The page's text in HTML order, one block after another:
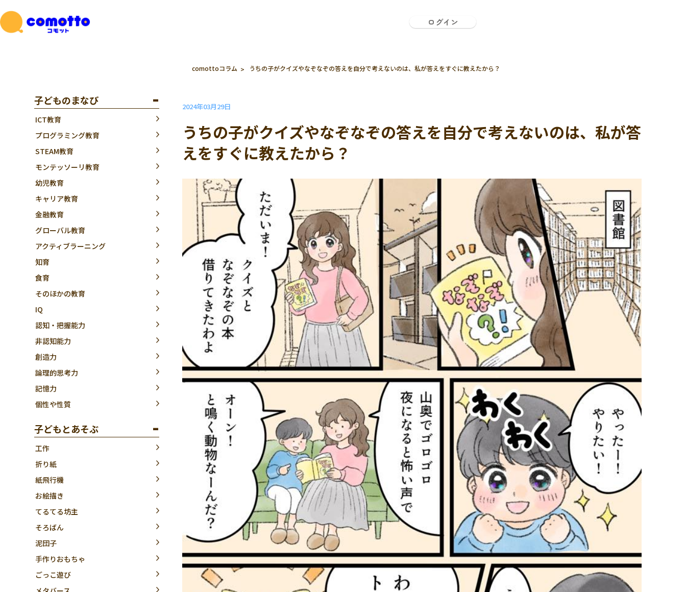
子どものまなび
ICT教育
プログラミング教育
STEAM教育
モンテッソーリ教育
幼児教育
キャリア教育
金融教育
グローバル教育
アクティブラーニング
知育
食育
そのほかの教育
IQ
認知・把握能力
非認知能力
創造力
論理的思考力
記憶力
個性や性質
子どもとあそぶ
工作
折り紙
紙飛行機
お絵描き
てるてる坊主
そろばん
泥団子
手作りおもちゃ
ごっこ遊び
ログイン
comottoコラム うちの子がクイズやなぞなぞの答えを自分で考えないのは、私が答えをすぐに教えたから？
2024年03月29日
うちの子がクイズやなぞなぞの答えを自分で考えないのは、私が答
えをすぐに教えたから？